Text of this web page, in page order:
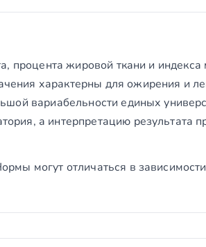
процента жировой ткани и
характерны для ожирения и
вариабельности единых
а интерпретацию результата
могут отличаться в